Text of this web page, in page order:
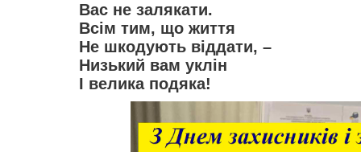
Вас не залякати.
Всім тим, що життя
Не шкодують віддати, –
Низький вам уклін
І велика подяка!